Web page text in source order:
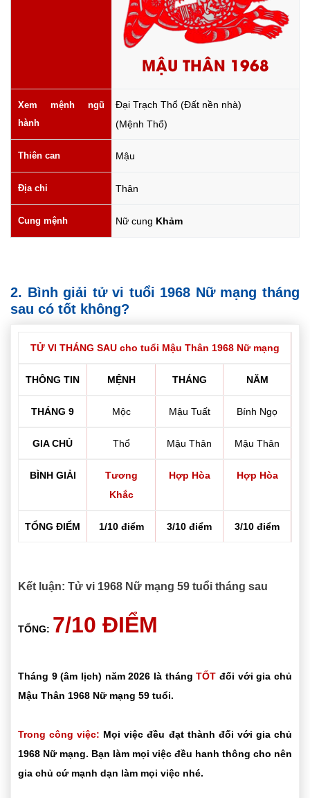
MẬU THÂN 1968
Xem mệnh ngũ
hành
Đại Trạch Thổ (Đất nền nhà)
(Mệnh Thổ)
Thiên can Mậu
Địa chi Thân
Cung mệnh Nữ cung Khảm
2. Bình giải tử vi tuổi 1968 Nữ mạng tháng
sau có tốt không?
TỬ VI THÁNG SAU cho tuổi Mậu Thân 1968 Nữ mạng
THÔNG TIN MỆNH THÁNG NĂM
THÁNG 9 Mộc Mậu Tuất Bính Ngọ
GIA CHỦ Thổ Mậu Thân Mậu Thân
BÌNH GIẢI
Tương
Khắc
Hợp Hòa Hợp Hòa
TỔNG ĐIỂM 1/10 điểm 3/10 điểm 3/10 điểm
Kết luận: Tử vi 1968 Nữ mạng 59 tuổi tháng sau
TỔNG: 7/10 ĐIỂM
Tháng 9 (âm lịch) năm 2026 là thángTỐT đối với gia chủ
Mậu Thân 1968 Nữ mạng 59 tuổi.
Trong công việc: Mọi việc đều đạt thành đối với gia chủ
1968 Nữ mạng. Bạn làm mọi việc đều hanh thông cho nên
gia chủ cứ mạnh dạn làm mọi việc nhé.